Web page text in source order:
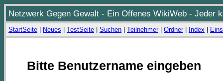
Netzwerk Gegen Gewalt - Ein Offenes WikiWeb - Jeder
StartSeite Neues TestSeite Suchen Teilnehmer| Ordner| Index
Bitte Benutzername eingeben